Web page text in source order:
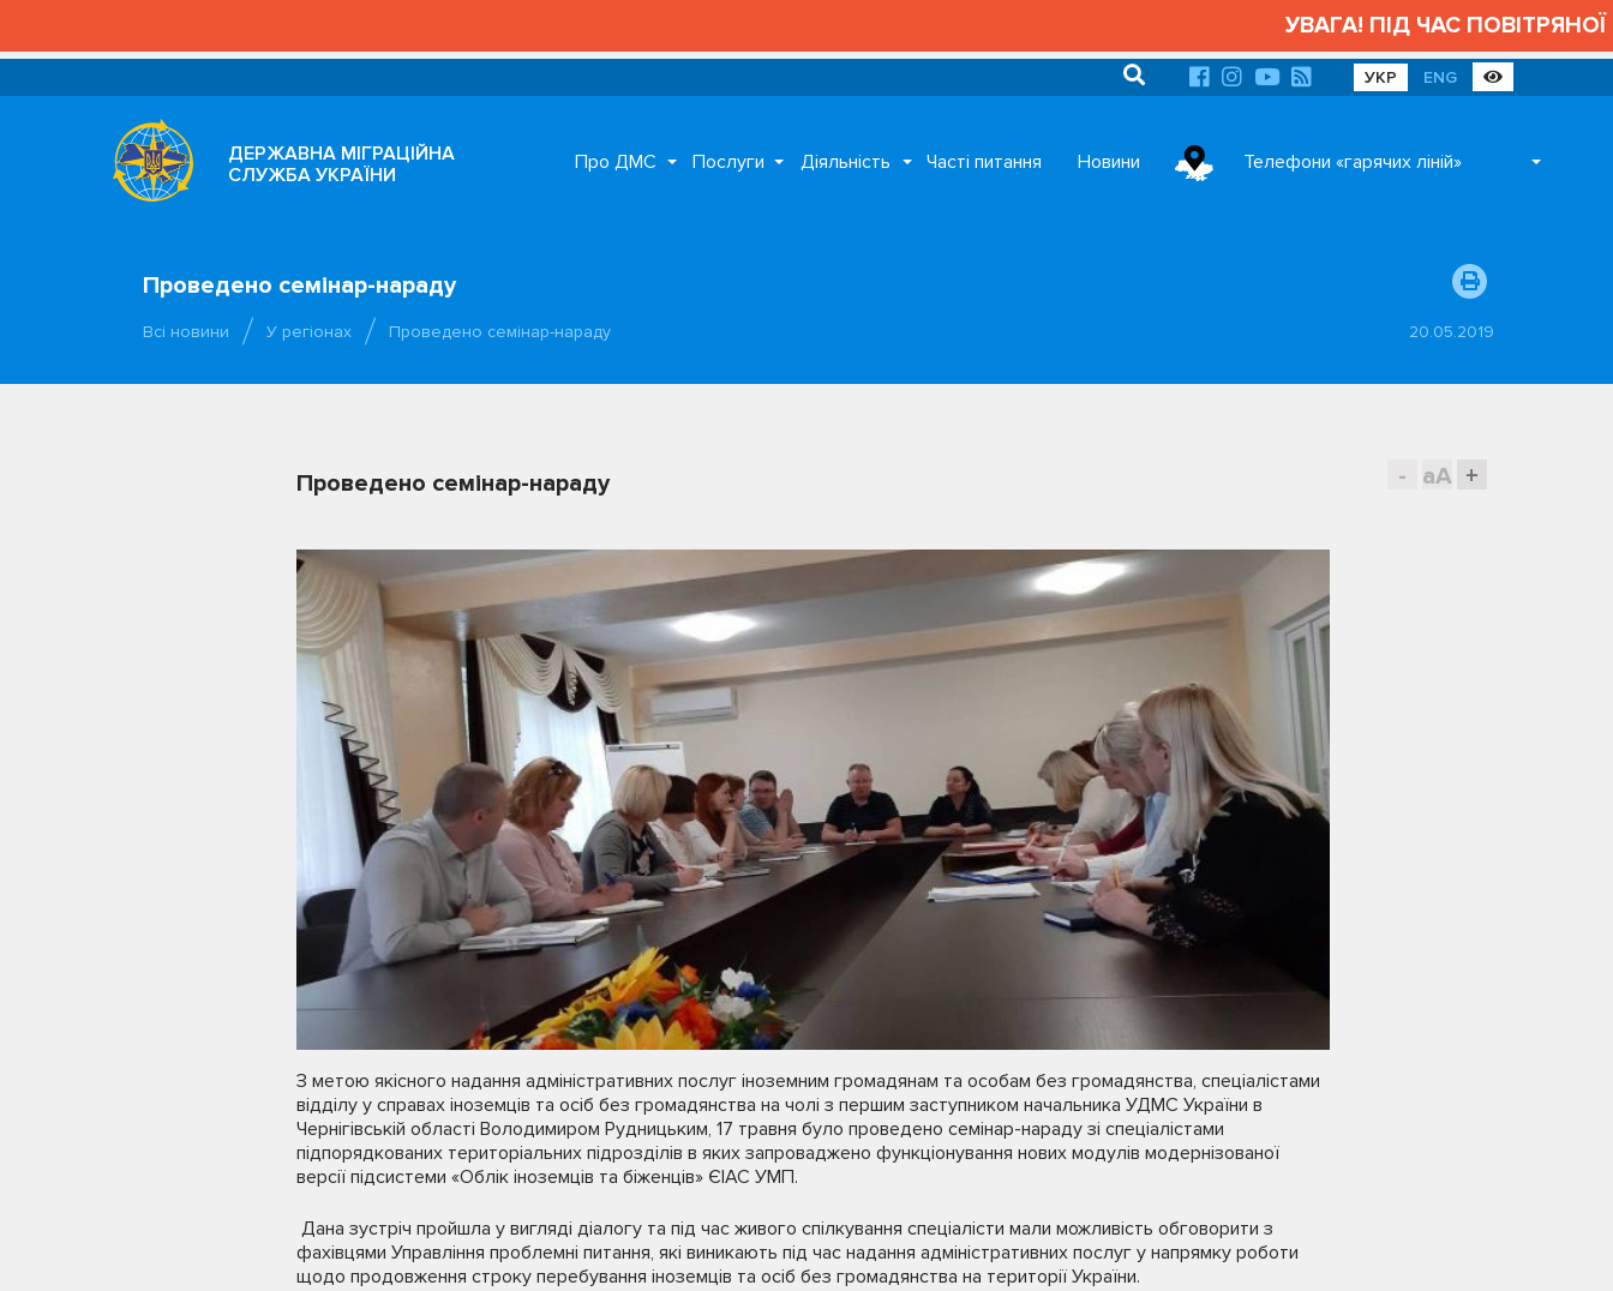
УВАГА! ПІД ЧАС ПОВІТРЯНОЇ
УКР ENG
ДЕРЖАВНА МІГРАЦІЙНА
СЛУЖБА УКРАЇНИ
Про ДМС Послуги Діяльність Часті питання Новини Телефони «гарячих ліній»
Проведено семінар-нараду
Всі новини У регіонах Проведено семінар-нараду 20.05.2019
- aA +
Проведено семінар-нараду
З метою якісного надання адміністративних послуг іноземним громадянам та особам без громадянства, спеціалістами
відділу у справах іноземців та осіб без громадянства на чолі з першим заступником начальника УДМС України в
Чернігівській області Володимиром Рудницьким, 17 травня було проведено семінар-нараду зі спеціалістами
підпорядкованих територіальних підрозділів в яких запроваджено функціонування нових модулів модернізованої
версії підсистеми «Облік іноземців та біженців» ЄІАС УМП.
Дана зустріч пройшла у вигляді діалогу та під час живого спілкування спеціалісти мали можливість обговорити з
фахівцями Управління проблемні питання, які виникають під час надання адміністративних послуг у напрямку роботи
щодо продовження строку перебування іноземців та осіб без громадянства на території України.